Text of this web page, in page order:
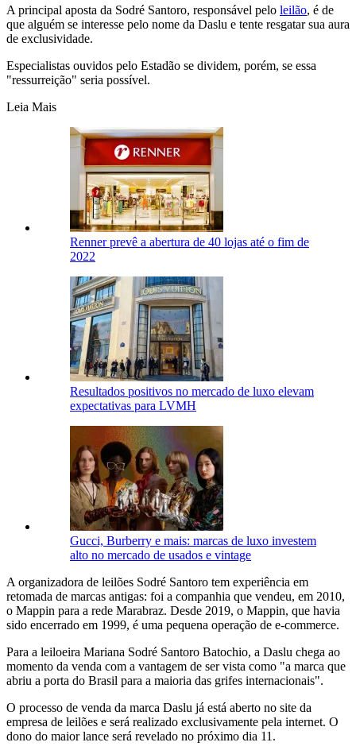
A principal aposta da Sodré Santoro, responsável pelo leilão, é de
que alguém se interesse pelo nome da Daslu e tente resgatar sua aura
de exclusividade.
Especialistas ouvidos pelo Estadão se dividem, porém, se essa
"ressurreição" seria possível.
Leia Mais
Renner prevê a abertura de 40 lojas até o fim de
2022
Resultados positivos no mercado de luxo elevam
expectativas para LVMH
Gucci, Burberry e mais: marcas de luxo investem
alto no mercado de usados e vintage
A organizadora de leilões Sodré Santoro tem experiência em
retomada de marcas antigas: foi a companhia que vendeu, em 2010,
o Mappin para a rede Marabraz. Desde 2019, o Mappin, que havia
sido encerrado em 1999, é uma pequena operação de e-commerce.
Para a leiloeira Mariana Sodré Santoro Batochio, a Daslu chega ao
momento da venda com a vantagem de ser vista como "a marca que
abriu a porta do Brasil para a maioria das grifes internacionais".
O processo de venda da marca Daslu já está aberto no site da
empresa de leilões e será realizado exclusivamente pela internet. O
dono do maior lance será revelado no próximo dia 11.